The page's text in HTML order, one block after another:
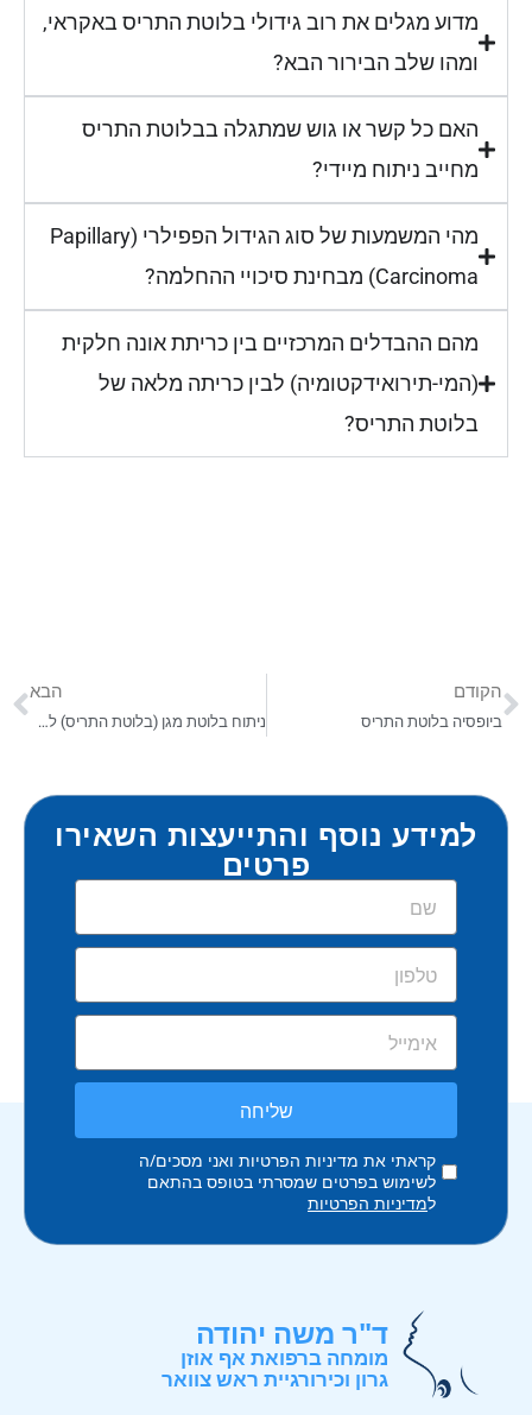
מדוע מגלים את רוב גידולי בלוטת התריס באקראי,
ומהו שלב הבירור הבא?
האם כל קשר או גוש שמתגלה בבלוטת התריס
מחייב ניתוח מיידי?
מהי המשמעות של סוג הגידול הפפילרי (Papillary
Carcinoma) מבחינת סיכויי ההחלמה?
מהם ההבדלים המרכזיים בין כריתת אונה חלקית
(המי-תירואידקטומיה) לבין כריתה מלאה של
בלוטת התריס?
הקודם
ביופסיה בלוטת התריס
הבא
ניתוח בלוטת מגן (בלוטת התריס) ללא צלקת
למידע נוסף והתייעצות השאירו
פרטים
קראתי את מדיניות הפרטיות ואני מסכים/ה
לשימוש בפרטים שמסרתי בטופס בהתאם
למדיניות הפרטיות
שליחה
ד"ר משה יהודה
מומחה ברפואת אף אוזן
גרון וכירורגיית ראש צוואר